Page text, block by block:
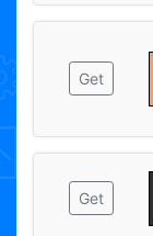
Get
Get